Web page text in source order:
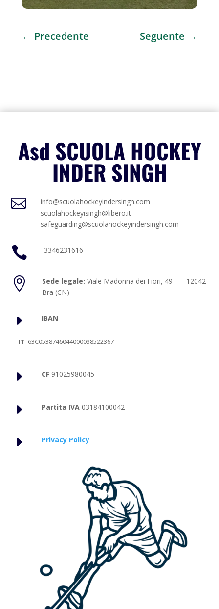
← Precedente Seguente →
Asd SCUOLA HOCKEY
INDER SINGH

info@scuolahockeyindersingh.com
scuolahockeyisingh@libero.it
safeguarding@scuolahockeyindersingh.com
 3346231616
 Sede legale: Viale Madonna dei Fiori, 49 – 12042
Bra (CN)
E IBAN
IT 63C0538746044000038522367
E CF91025980045
E Partita IVA03184100042
E Privacy Policy